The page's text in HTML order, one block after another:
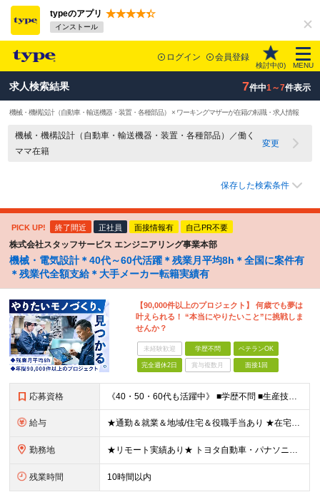
typeのアプリ
インストール
ログイン 会員登録
検討中(0) MENU
求人検索結果 7件中1～7件表示
機械・機構設計（自動車・輸送機器・装置・各種部品） × ワーキングマザーが在籍の転職・求人情報
機械・機構設計（自動車・輸送機器・装置・各種部品）／働く
ママ在籍
変更
保存した検索条件
PICK UP! 終了間近 正社員 面接情報有 自己PR不要
株式会社スタッフサービス エンジニアリング事業本部
機械・電気設計＊40代～60代活躍＊残業月平均8h＊全国に案件有
＊残業代全額支給＊大手メーカー転籍実績有
【90,000件以上のプロジェクト】 何歳でも夢は
叶えられる！ “本当にやりたいこと”に挑戦しま
せんか？
未経験歓迎 学歴不問 ベテランOK
完全週休2日 賞与複数月 面接1回
応募資格 《40・50・60代も活躍中》 ■学歴不問 ■生産技術・生産管理・品質保証・評価・設計いずれかの実務経験をお持ちの方 ▽こんな方にオススメです！▽ 「経験を活かして幅広いプロジェクトに携わりたい」
給与 ★通勤＆就業＆地域/住宅＆役職手当あり ★在宅勤務実績あり ★残業代は全額支給 ★選べる給与制度あり！ ■東京・神奈川・千葉・埼玉勤務の場合 月給24.5万円～55万円＋諸手当 （残業代は全額支給）
勤務地 ★リモート実績あり★ トヨタ自動車・パナソニック・東芝など大手メーカーでのポストも多数！ 全国の取引先での就業となります（沖縄を除く） 『地元で働きたい』という希望に、業界トップクラス約7,00
残業時間 10時間以内